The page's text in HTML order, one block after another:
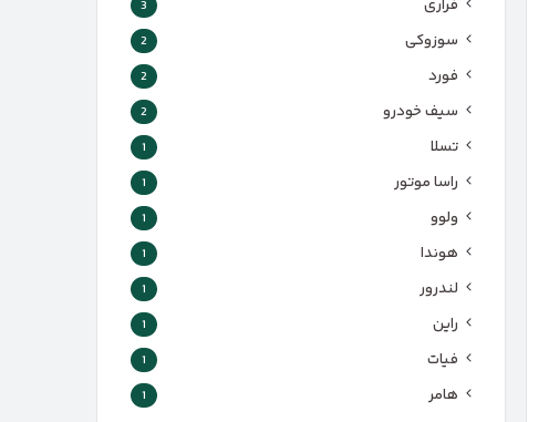
فراری 3
سوزوکی 2
فورد 2
سیف خودرو 2
تسلا 1
راسا موتور 1
ولوو 1
هوندا 1
لندرور 1
راین 1
فیات 1
هامر 1